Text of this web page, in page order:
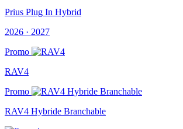
Prius Plug In Hybrid
2026 · 2027
Promo
RAV4
Promo
RAV4 Hybride Branchable